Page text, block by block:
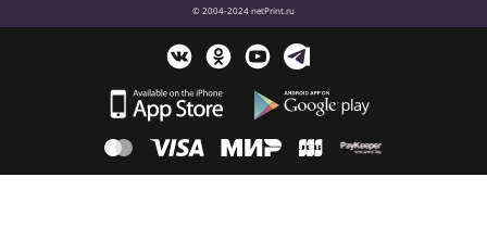
© 2004-2024 netPrint.ru